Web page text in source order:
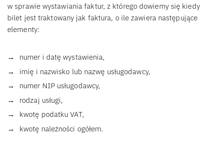
w sprawie wystawiania faktur, z którego dowiemy się kiedy
bilet jest traktowany jak faktura, o ile zawiera następujące
elementy:
numer i datę wystawienia,
imię i nazwisko lub nazwę usługodawcy,
numer NIP usługodawcy,
rodzaj usługi,
kwotę podatku VAT,
kwotę należności ogółem.